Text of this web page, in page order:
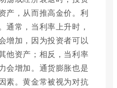
产，从而推高金价。利
通常，当利率上升时，
增加，因为投资者可以
他资产；相反，当利率
会增加。通货膨胀也是
素。黄金常被视为对抗